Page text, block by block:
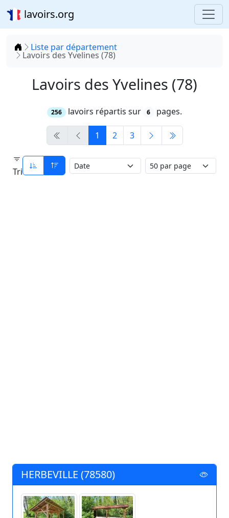
lavoirs.org
Accueil
Liste par département
Lavoirs des Yvelines (78)
Lavoirs des Yvelines (78)
256 lavoirs répartis sur 6 pages.
1 2 3
Tri
HERBEVILLE (78580)